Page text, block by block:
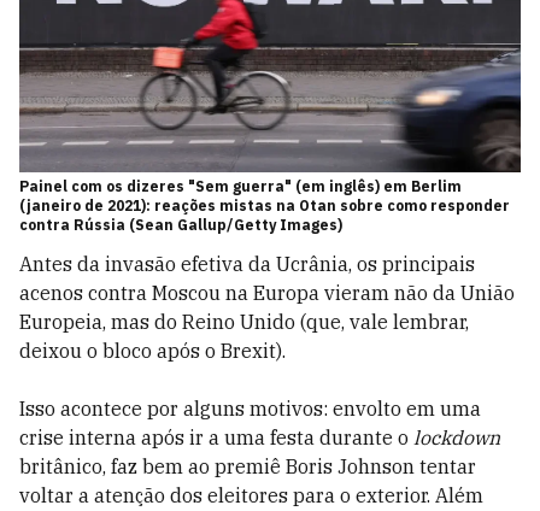
Painel com os dizeres "Sem guerra" (em inglês) em Berlim
(janeiro de 2021): reações mistas na Otan sobre como responder
contra Rússia (Sean Gallup/Getty Images)
Antes da invasão efetiva da Ucrânia, os principais
acenos contra Moscou na Europa vieram não da União
Europeia, mas do Reino Unido (que, vale lembrar,
deixou o bloco após o Brexit).
Isso acontece por alguns motivos: envolto em uma
crise interna após ir a uma festa durante o lockdown
britânico, faz bem ao premiê Boris Johnson tentar
voltar a atenção dos eleitores para o exterior. Além